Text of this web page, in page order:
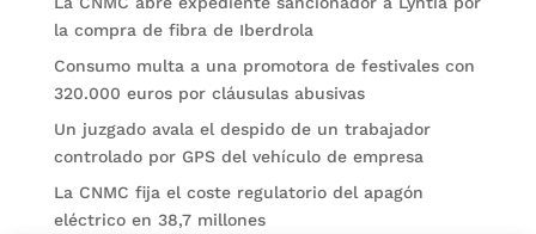
la compra de fibra de Iberdrola
Consumo multa a una promotora de festivales con
320.000 euros por cláusulas abusivas
Un juzgado avala el despido de un trabajador
controlado por GPS del vehículo de empresa
La CNMC fija el coste regulatorio del apagón
eléctrico en 38,7 millones